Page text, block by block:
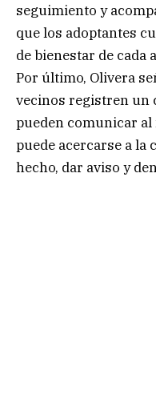
seguimiento y
que los adoptantes
de bienestar de cada
Por último, Olivera
vecinos registren un
pueden comunicar
puede acercarse a la
hecho, dar aviso y